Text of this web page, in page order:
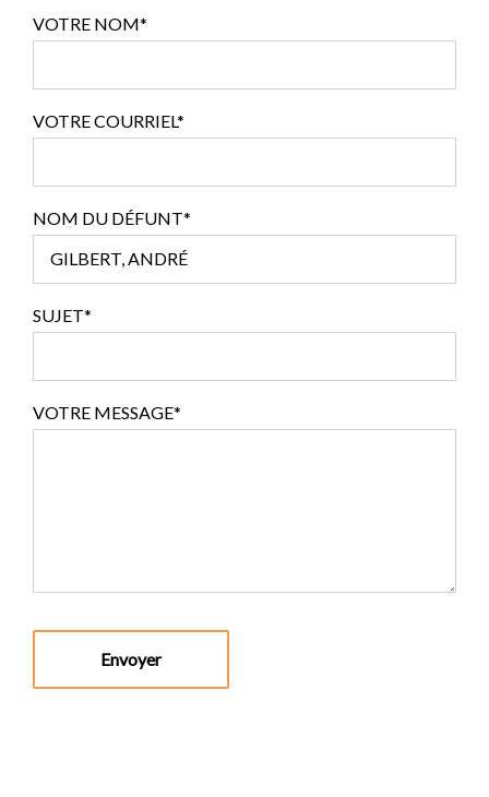
VOTRE NOM*
VOTRE COURRIEL*
NOM DU DÉFUNT*
SUJET*
VOTRE MESSAGE*